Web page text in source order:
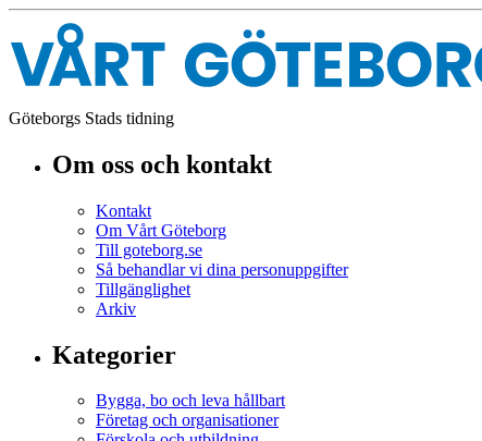
Göteborgs Stads tidning
Om oss och kontakt
Kontakt
Om Vårt Göteborg
Till goteborg.se
Så behandlar vi dina personuppgifter
Tillgänglighet
Arkiv
Kategorier
Bygga, bo och leva hållbart
Företag och organisationer